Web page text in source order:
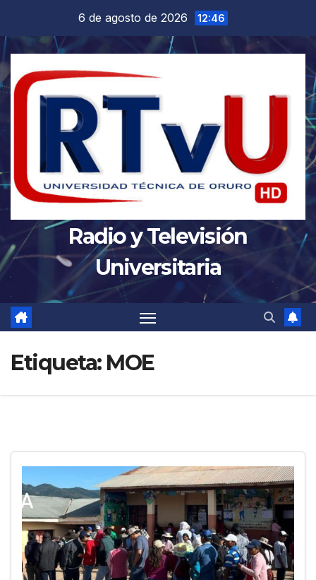
contenido
6 de agosto de 2026 12:46
Radio y Televisión
Universitaria
Etiqueta: MOE